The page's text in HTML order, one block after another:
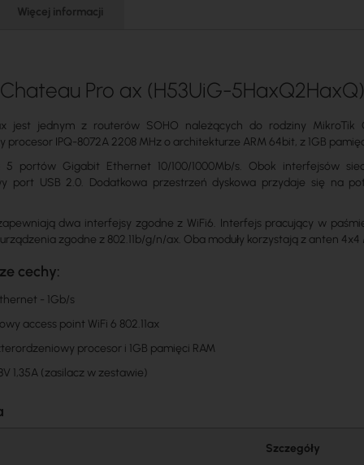
Więcej informacji
Chateau Pro ax (H53UiG-
jest jednym z routerów SOHO należących do rodziny
procesor IPQ-8072A 2208 MHz o architekturze ARM 64bit, z 1GB
5 portów Gigabit Ethernet 10/100/1000Mb/s. Obok interfejsów
port USB 2.0. Dodatkowa przestrzeń dyskowa przydaje się na
zapewniają dwa interfejsy zgodne z WiFi6. Interfejs pracujący w
urządzenia zgodne z 802.11b/g/n/ax. Oba moduły korzystają z anten
cechy:
- 1Gb/s
access point WiFi 6 802.11ax
procesor i 1GB pamięci RAM
1,35A (zasilacz w zestawie)
Szczegóły